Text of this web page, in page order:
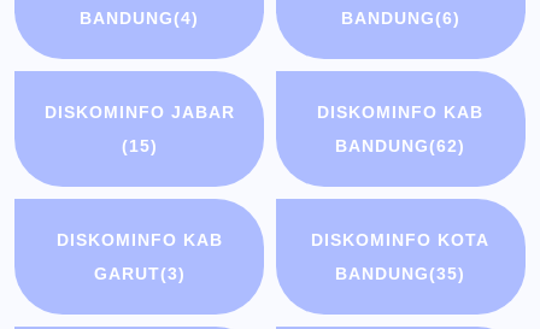
BANDUNG(4)
BANDUNG(6)
DISKOMINFO JABAR
(15)
DISKOMINFO KAB
BANDUNG(62)
DISKOMINFO KAB
GARUT(3)
DISKOMINFO KOTA
BANDUNG(35)